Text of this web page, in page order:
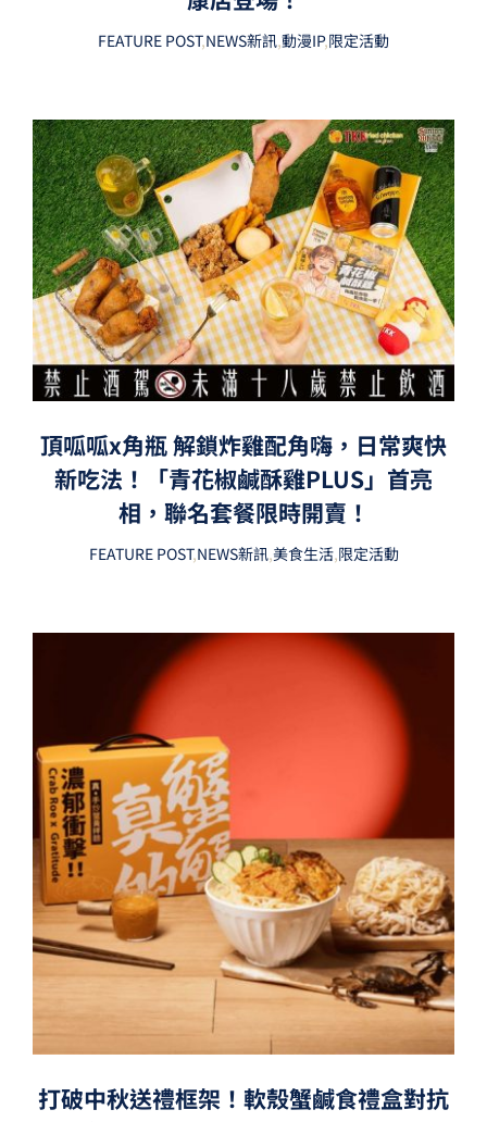
FEATURE POST,NEWS新訊,動漫IP,限定活動
頂呱呱x角瓶 解鎖炸雞配角嗨，日常爽快
新吃法！「青花椒鹹酥雞PLUS」首亮
相，聯名套餐限時開賣！
FEATURE POST,NEWS新訊,美食生活,限定活動
打破中秋送禮框架！軟殼蟹鹹食禮盒對抗